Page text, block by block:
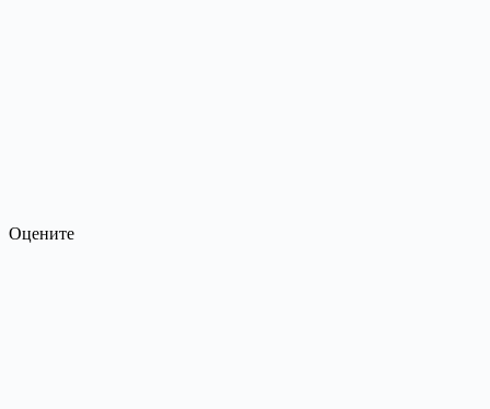
Оцените